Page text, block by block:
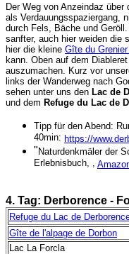
Der Weg von Anzeindaz über
als Verdauungsspaziergang,
durch Fels, Bäche und
sanfter, auch hier weiden die
hier die kleine Gîte du
kann. Oben auf dem
auszumachen. Kurz vor
links der Wanderweg nach
sehen unter uns den Lac de
und dem Refuge du Lac de
Tipp für den Abend:
40min: https://
" Naturdenkmäler der
Erlebnisbuch, ,
4. Tag: Derborence -
Refuge du Lac de
Gîte de l'alpage de Dorbon
Lac La Forcla